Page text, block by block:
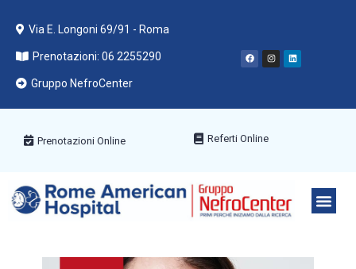
Via E. Longoni 69/91 - Roma
Prenotazioni: 06 2255290
Gruppo NefroCenter
Prenotazioni Online Referti Online